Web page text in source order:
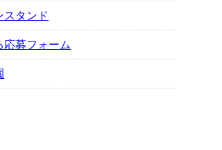
スタンド
応募フォーム